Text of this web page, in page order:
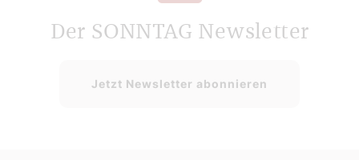
Der SONNTAG Newsletter
Jetzt Newsletter abonnieren